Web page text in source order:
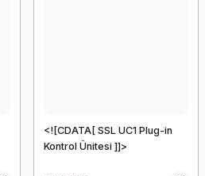
<![CDATA[ SSL UC1 Plug-in
Kontrol Ünitesi ]]>